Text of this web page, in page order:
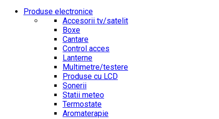
Produse electronice
Accesorii tv/satelit
Boxe
Cantare
Control acces
Lanterne
Multimetre/testere
Produse cu LCD
Sonerii
Statii meteo
Termostate
Aromaterapie